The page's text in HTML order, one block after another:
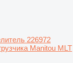
226972
Manitou MLT